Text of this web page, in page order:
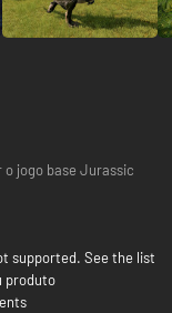
jogo base Jurassic
supported. See the list
produto